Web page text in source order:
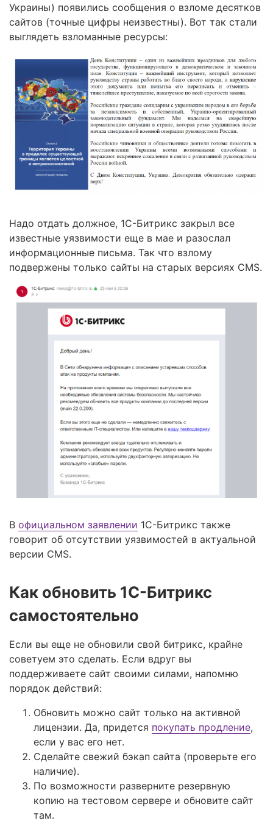
Украины) появились сообщения о взломе десятков
сайтов (точные цифры неизвестны). Вот так стали
выглядеть взломанные ресурсы:
Надо отдать должное, 1С-Битрикс закрыл все
известные уязвимости еще в мае и разослал
информационные письма. Так что взлому
подвержены только сайты на старых версиях CMS.
В официальном заявлении 1С-Битрикс также
говорит об отсутствии уязвимостей в актуальной
версии CMS.
Как обновить 1С-Битрикс
самостоятельно
Если вы еще не обновили свой битрикс, крайне
советуем это сделать. Если вдруг вы
поддерживаете сайт своими силами, напомню
порядок действий:
Обновить можно сайт только на активной
лицензии. Да, придется покупать продление,
если у вас его нет.
Сделайте свежий бэкап сайта (проверьте его
наличие).
По возможности разверните резервную
копию на тестовом сервере и обновите сайт
там.